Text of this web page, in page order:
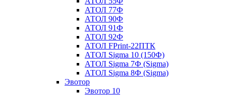
АТОЛ 77Ф
АТОЛ 90Ф
АТОЛ 91Ф
АТОЛ 92Ф
АТОЛ FPrint-22ПТК
АТОЛ Sigma 10 (150Ф)
АТОЛ Sigma 7Ф (Sigma)
АТОЛ Sigma 8Ф (Sigma)
Эвотор
Эвотор 10